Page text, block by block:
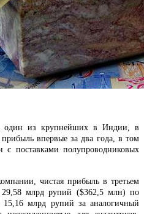
один из крупнейших в Индии, в
впервые за два года, в том
с поставками полупроводниковых
чистая прибыль в третьем
29,58 млрд рупий ($362,5 млн) по
млрд рупий за аналогичный